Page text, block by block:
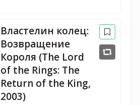
Властелин колец:
Возвращение
Короля (The Lord
of the Rings: The
Return of the King,
2003)